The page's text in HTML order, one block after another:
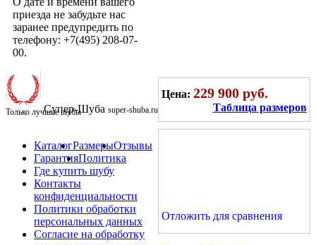
приезда не забудьте нас
заранее предупредить по
телефону: +7(495) 208-07-
00.
Цена:229 900 руб.
Таблица размеров
Отложить для сравнения
Супер-Шуба super-shuba.ru
Только лучшие шубы
КаталогРазмерыОтзывы
Гарантия
Где купить шубу
Контакты
Политика
конфиденциальности
Политики обработки
персональных данных
Согласие на обработку